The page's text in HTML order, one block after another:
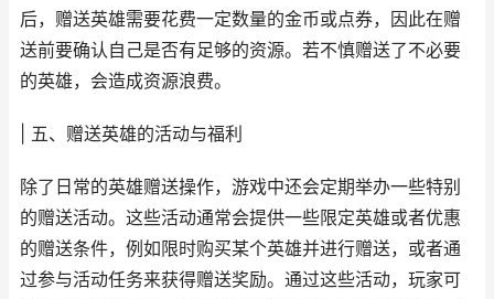
后，赠送英雄需要花费一定数量的金币或点券，因此在赠
送前要确认自己是否有足够的资源。若不慎赠送了不必要
的英雄，会造成资源浪费。
| 五、赠送英雄的活动与福利
除了日常的英雄赠送操作，游戏中还会定期举办一些特别
的赠送活动。这些活动通常会提供一些限定英雄或者优惠
的赠送条件，例如限时购买某个英雄并进行赠送，或者通
过参与活动任务来获得赠送奖励。通过这些活动，玩家可